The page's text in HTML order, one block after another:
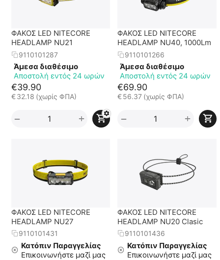
ΦΑΚΟΣ LED NITECORE
HEADLAMP NU21
9110101287
Άμεσα διαθέσιμο
Αποστολή εντός 24 ωρών
€39.90
€ 32.18 (χωρίς ΦΠΑ)
+
−
ΦΑΚΟΣ LED NITECORE
HEADLAMP NU40, 1000Lm
9110101266
Άμεσα διαθέσιμο
Αποστολή εντός 24 ωρών
€69.90
€56.37 (χωρίς ΦΠΑ)
+
−
ΦΑΚΟΣ LED NITECORE
HEADLAMP NU27
9110101431
Κατόπιν Παραγγελίας
Επικοινωνήστε μαζί μας
ΦΑΚΟΣ LED NITECORE
HEADLAMP NU20 Clasic
9110101436
Κατόπιν Παραγγελίας
Επικοινωνήστε μαζί μας